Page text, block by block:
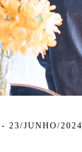
23/JUNHO/2024